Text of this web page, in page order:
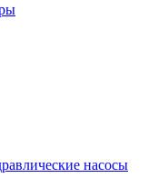
насосы